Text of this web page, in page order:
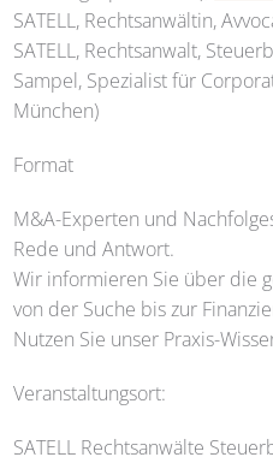
SATELL, Rechtsanwältin,
SATELL, Rechtsanwalt,
Sampel, Spezialist für
München)
Format
M&A-Experten und
Rede und Antwort.
Wir informieren Sie über die
von der Suche bis zur
Nutzen Sie unser Praxis-
Veranstaltungsort:
SATELL Rechtsanwälte